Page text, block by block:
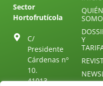
Sector
Hortofrutícola
C/
Presidente
Cárdenas nº
10.
41013
Y